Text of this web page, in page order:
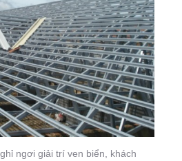
ngơi giải trí ven biển, khách